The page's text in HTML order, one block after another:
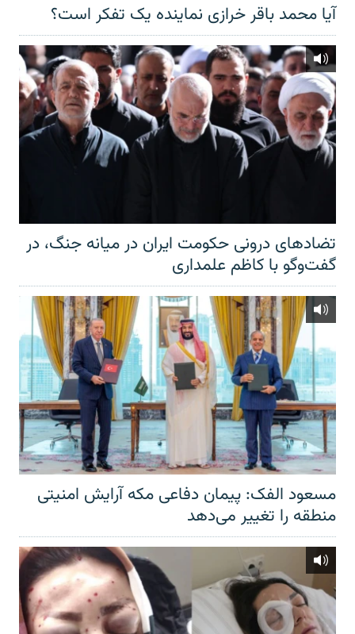
آیا محمد باقر خرازی نماینده یک تفکر است؟
تضادهای درونی حکومت ایران در میانه جنگ، در
گفت‌‌وگو با کاظم علمداری
مسعود الفک: پیمان دفاعی مکه آرایش امنیتی
منطقه را تغییر می‌دهد